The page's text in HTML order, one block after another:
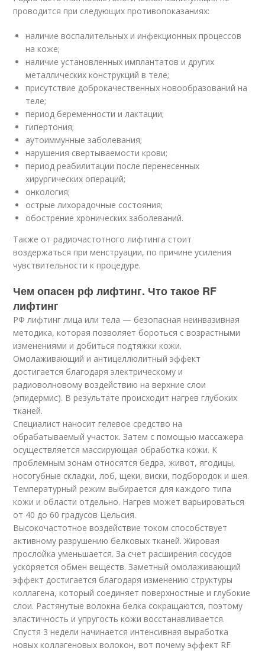
проводится при следующих противопоказаниях:
наличие воспалительных и инфекционных процессов
на коже;
наличие установленных имплантатов и других
металлических конструкций в теле;
присутствие доброкачественных новообразований на
теле;
период беременности и лактации;
гипертония;
аутоиммунные заболевания;
нарушения свертываемости крови;
период реабилитации после перенесенных
хирургических операций;
онкология;
острые лихорадочные состояния;
обострение хронических заболеваний.
Также от радиочастотного лифтинга стоит
воздержаться при менструации, по причине усиления
чувствительности к процедуре.
Чем опасен рф лифтинг. Что такое RF
лифтинг
РФ лифтинг лица или тела — безопасная неинвазивная
методика, которая позволяет бороться с возрастными
изменениями и добиться подтяжки кожи.
Омолаживающий и антицеллюлитный эффект
достигается благодаря электрическому и
радиоволновому воздействию на верхние слои
(эпидермис). В результате происходит нагрев глубоких
тканей.
Специалист наносит гелевое средство на
обрабатываемый участок. Затем с помощью массажера
осуществляется массирующая обработка кожи. К
проблемным зонам относятся бедра, живот, ягодицы,
носогубные складки, лоб, щеки, виски, подбородок и шея.
Температурный режим выбирается для каждого типа
кожи и области отдельно. Нагрев может варьироваться
от 40 до 60 градусов Цельсия.
Высокочастотное воздействие током способствует
активному разрушению белковых тканей. Жировая
прослойка уменьшается. За счет расширения сосудов
ускоряется обмен веществ. Заметный омолаживающий
эффект достигается благодаря изменению структуры
коллагена, который соединяет поверхностные и глубокие
слои. Растянутые волокна белка сокращаются, поэтому
эластичность и упругость кожи восстанавливается.
Спустя 3 недели начинается интенсивная выработка
новых коллагеновых волокон, вот почему эффект RF